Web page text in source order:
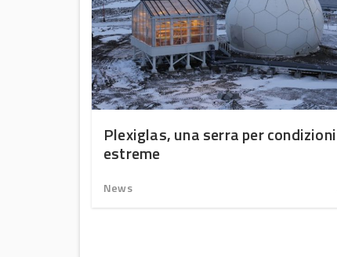
Plexiglas, una serra per condizioni
estreme
News